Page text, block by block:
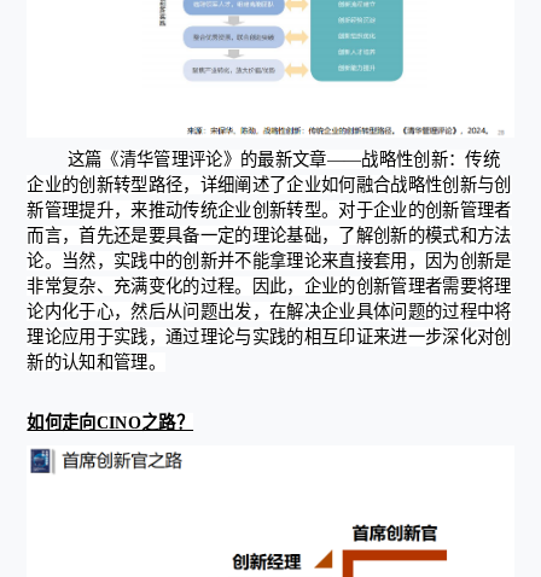
这篇《清华管理评论》的最新文章——战略性创新：传统
企业的创新转型路径，详细阐述了企业如何融合战略性创新与创
新管理提升，来推动传统企业创新转型。对于企业的创新管理者
而言，首先还是要具备一定的理论基础，了解创新的模式和方法
论。当然，实践中的创新并不能拿理论来直接套用，因为创新是
非常复杂、充满变化的过程。因此，企业的创新管理者需要将理
论内化于心，然后从问题出发，在解决企业具体问题的过程中将
理论应用于实践，通过理论与实践的相互印证来进一步深化对创
新的认知和管理。
如何走向CINO之路？